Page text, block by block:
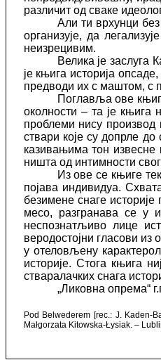
различит од сваке
Али ти врхунци
организује, да
неизрецивим.
Велика је заслуга
је књига историја
предводи их с маштом, с
Поглавља ове
околности – та је књига
проблеми нису производ
ствари које су допрле
казивањима тон
ништа од интимности
Из ове се књиге
појава индивидуа.
безимене снаге историје
месо, разгранава се у
неспознатљиво лице
веродостојни гласови из
у отеловљену
историје. Стога књига
стваралачких снага
„Ликовна опрема“
Pod Belwederem [rec.: J. Kaden-
Małgorzata Kitowska-Łysiak. –